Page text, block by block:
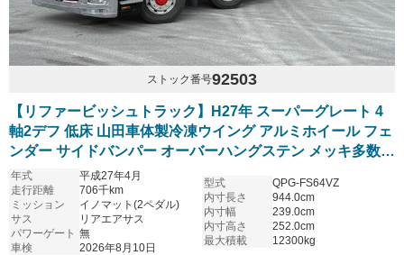
ストック番号92503
【リファービッシュトラック】H27年 スーパーグレート 4
軸2デフ 低床 山田車体製冷凍ウイング アルミホイール フェ
ンダー サイドバンパー オーバーハングステン メッキ多数
リアエアサス 観音扉ウロコステン張 ステンレス床 予備車検
取得済み
年式
平成27年4月
走行距離
706千km
ミッション
イノマット(2ペダル)
サス
リアエアサス
パワーゲート 無
車検
2026年8月10日
型式
QPG-FS64VZ
内寸長さ
944.0cm
内寸幅
239.0cm
内寸高さ
252.0cm
最大積載
12300kg